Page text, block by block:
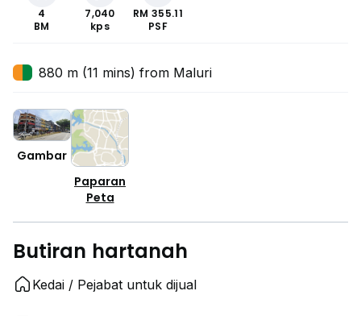
4
BM
7,040
kps
RM 355.11
PSF
880 m (11 mins) from Maluri
Gambar
Paparan
Peta
Butiran hartanah
Kedai / Pejabat untuk dijual